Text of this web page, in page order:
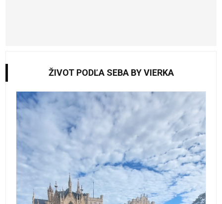
ŽIVOT PODĽA SEBA BY VIERKA